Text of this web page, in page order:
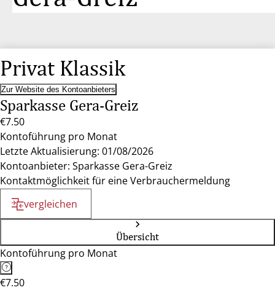
Privat Klassik
Zur Website des Kontoanbieters
Sparkasse Gera-Greiz
€7.50
Kontoführung pro Monat
Letzte Aktualisierung: 01/08/2026
Kontoanbieter: Sparkasse Gera-Greiz
Kontaktmöglichkeit für eine Verbrauchermeldung
vergleichen
Übersicht
Kontoführung pro Monat
€7.50